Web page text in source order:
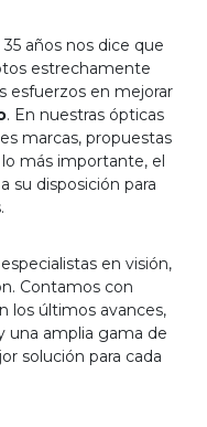
años nos dice que
estrechamente
esfuerzos en mejorar
. En nuestras ópticas
marcas, propuestas
más importante, el
su disposición para
en visión,
Contamos con
los últimos avances,
una amplia gama de
solución para cada